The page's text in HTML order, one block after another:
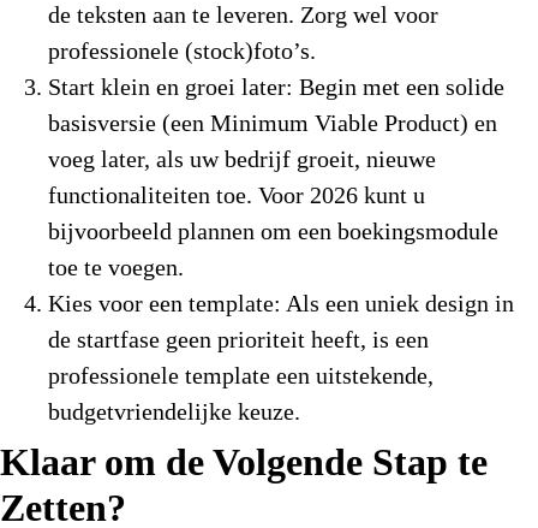
de teksten aan te leveren. Zorg wel voor
professionele (stock)foto’s.
Start klein en groei later: Begin met een solide
basisversie (een Minimum Viable Product) en
voeg later, als uw bedrijf groeit, nieuwe
functionaliteiten toe. Voor 2026 kunt u
bijvoorbeeld plannen om een boekingsmodule
toe te voegen.
Kies voor een template: Als een uniek design in
de startfase geen prioriteit heeft, is een
professionele template een uitstekende,
budgetvriendelijke keuze.
Klaar om de Volgende Stap te
Zetten?